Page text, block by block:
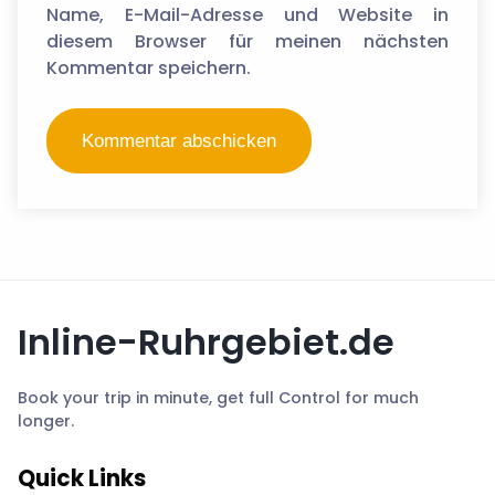
Name, E-Mail-Adresse und Website in
diesem Browser für meinen nächsten
Kommentar speichern.
Inline-Ruhrgebiet.de
Book your trip in minute, get full Control for much
longer.
Quick Links